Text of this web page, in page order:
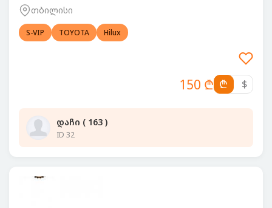
თბილისი
S-VIP TOYOTA Hilux
150 ₾ ₾ $
დაჩი ( 163 )
ID 32